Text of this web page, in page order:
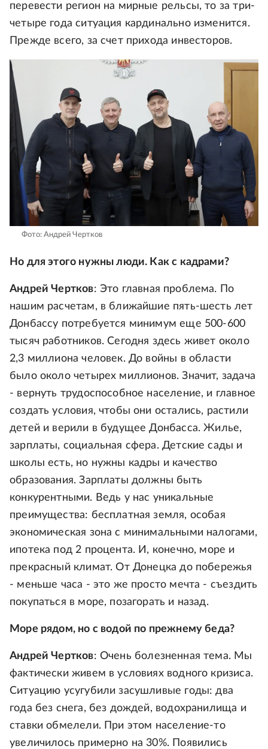
перевести регион на мирные рельсы, то за три-
четыре года ситуация кардинально изменится.
Прежде всего, за счет прихода инвесторов.
Фото: Андрей Чертков
Но для этого нужны люди. Как с кадрами?
Андрей Чертков: Это главная проблема. По
нашим расчетам, в ближайшие пять-шесть лет
Донбассу потребуется минимум еще 500-600
тысяч работников. Сегодня здесь живет около
2,3 миллиона человек. До войны в области
было около четырех миллионов. Значит, задача
- вернуть трудоспособное население, и главное
создать условия, чтобы они остались, растили
детей и верили в будущее Донбасса. Жилье,
зарплаты, социальная сфера. Детские сады и
школы есть, но нужны кадры и качество
образования. Зарплаты должны быть
конкурентными. Ведь у нас уникальные
преимущества: бесплатная земля, особая
экономическая зона с минимальными налогами,
ипотека под 2 процента. И, конечно, море и
прекрасный климат. От Донецка до побережья
- меньше часа - это же просто мечта - съездить
покупаться в море, позагорать и назад.
Море рядом, но с водой по прежнему беда?
Андрей Чертков: Очень болезненная тема. Мы
фактически живем в условиях водного кризиса.
Ситуацию усугубили засушливые годы: два
года без снега, без дождей, водохранилища и
ставки обмелели. При этом население-то
увеличилось примерно на 30%. Появились